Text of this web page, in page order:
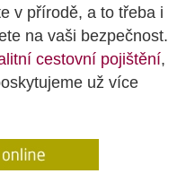
v přírodě, a to třeba i
na vaši bezpečnost.
cestovní pojištění,
už více